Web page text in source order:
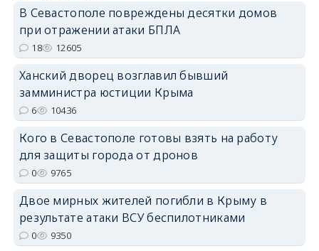
erid: 2SDnjdPjgYS
В Севастополе повреждены десятки домов
при отражении атаки БПЛА
18 12605
Ханский дворец возглавил бывший
замминистра юстиции Крыма
6 10436
Кого в Севастополе готовы взять на работу
для защиты города от дронов
0 9765
Двое мирных жителей погибли в Крыму в
результате атаки ВСУ беспилотниками
0 9350